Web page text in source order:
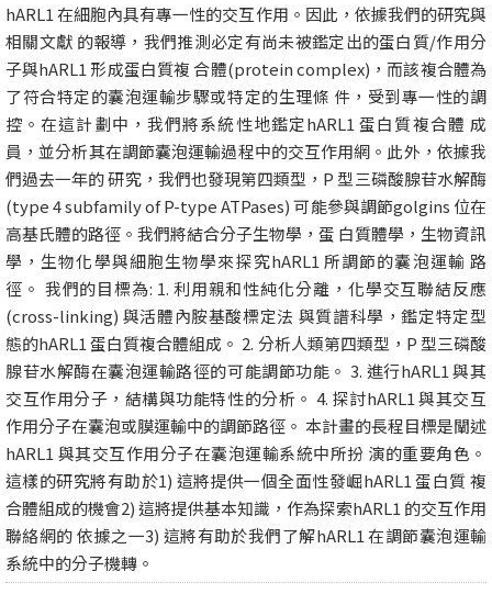
hARL1 在細胞內具有專一性的交互作用。因此，依據我們的研究與
相關文獻 的報導，我們推測必定有尚未被鑑定出的蛋白質/作用分
子與hARL1 形成蛋白質複 合體(protein complex)，而該複合體為
了符合特定的囊泡運輸步驟或特定的生理條 件，受到專一性的調
控。在這計劃中，我們將系統性地鑑定hARL1 蛋白質複合體 成
員，並分析其在調節囊泡運輸過程中的交互作用網。此外，依據我
們過去一年的 研究，我們也發現第四類型，P 型三磷酸腺苷水解酶
(type 4 subfamily of P-type ATPases) 可能參與調節golgins 位在
高基氏體的路徑。我們將結合分子生物學，蛋 白質體學，生物資訊
學，生物化學與細胞生物學來探究hARL1 所調節的囊泡運輸 路
徑。 我們的目標為: 1. 利用親和性純化分離，化學交互聯結反應
(cross-linking) 與活體內胺基酸標定法 與質譜科學，鑑定特定型
態的hARL1 蛋白質複合體組成。 2. 分析人類第四類型，P 型三磷酸
腺苷水解酶在囊泡運輸路徑的可能調節功能。 3. 進行hARL1 與其
交互作用分子，結構與功能特性的分析。 4. 探討hARL1 與其交互
作用分子在囊泡或膜運輸中的調節路徑。 本計畫的長程目標是闡述
hARL1 與其交互作用分子在囊泡運輸系統中所扮 演的重要角色。
這樣的研究將有助於1) 這將提供一個全面性發崛hARL1 蛋白質 複
合體組成的機會2) 這將提供基本知識，作為探索hARL1 的交互作用
聯絡網的 依據之一3) 這將有助於我們了解hARL1 在調節囊泡運輸
系統中的分子機轉。